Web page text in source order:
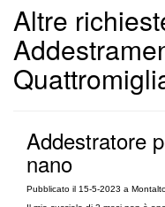
Altre
Addestratore
nano
Pubblicato il 15-5-2023 a